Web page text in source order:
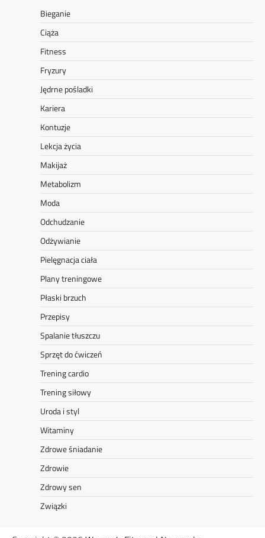
Bieganie
Ciąża
Fitness
Fryzury
Jędrne pośladki
Kariera
Kontuzje
Lekcja życia
Makijaż
Metabolizm
Moda
Odchudzanie
Odżywianie
Pielęgnacja ciała
Plany treningowe
Płaski brzuch
Przepisy
Spalanie tłuszczu
Sprzęt do ćwiczeń
Trening cardio
Trening siłowy
Uroda i styl
Witaminy
Zdrowe śniadanie
Zdrowie
Zdrowy sen
Związki